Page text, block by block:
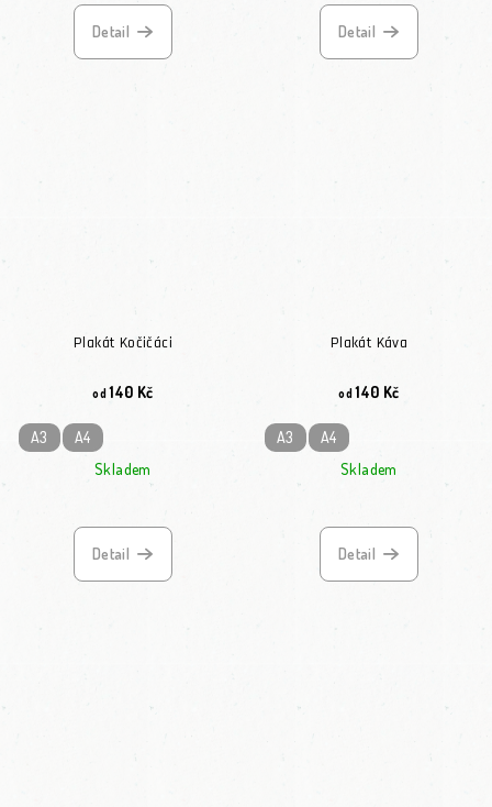
Detail Detail
Plakát Kočičáci
od140 Kč
A3
A4
Skladem
Detail
Plakát Káva
od140 Kč
A3
A4
Skladem
Detail